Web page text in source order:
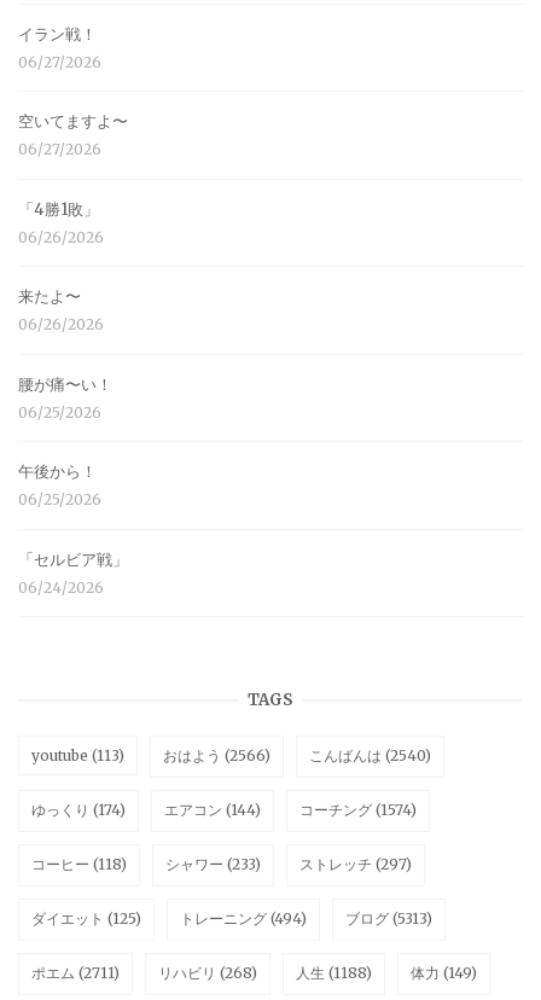
イラン戦！
06/27/2026
空いてますよ〜
06/27/2026
「4勝1敗」
06/26/2026
来たよ〜
06/26/2026
腰が痛〜い！
06/25/2026
午後から！
06/25/2026
「セルビア戦」
06/24/2026
TAGS
youtube (113) おはよう (2566) こんばんは (2540)
ゆっくり (174) エアコン (144) コーチング (1574)
コーヒー (118) シャワー (233) ストレッチ (297)
ダイエット (125) トレーニング (494) ブログ (5313)
ポエム (2711) リハビリ (268) 人生 (1188) 体力 (149)